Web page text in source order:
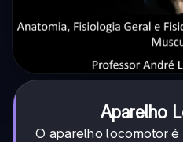
Aparelho
O aparelho locomotor é